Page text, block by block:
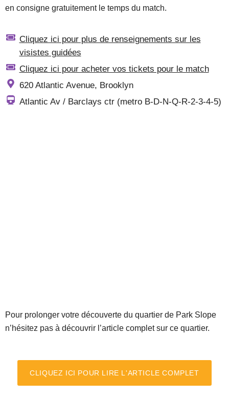
en consigne gratuitement le temps du match.
Cliquez ici pour plus de renseignements sur les
visistes guidées
Cliquez ici pour acheter vos tickets pour le match
620 Atlantic Avenue, Brooklyn
Atlantic Av / Barclays ctr (metro B-D-N-Q-R-2-3-4-5)
Pour prolonger votre découverte du quartier de Park Slope
n’hésitez pas à découvrir l’article complet sur ce quartier.
CLIQUEZ ICI POUR LIRE L'ARTICLE COMPLET